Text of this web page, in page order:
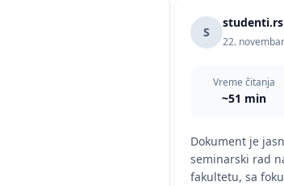
S
studenti.rs
22.
Vreme čitanja
~51 min
Dokument je
seminarski rad
fakultetu, sa